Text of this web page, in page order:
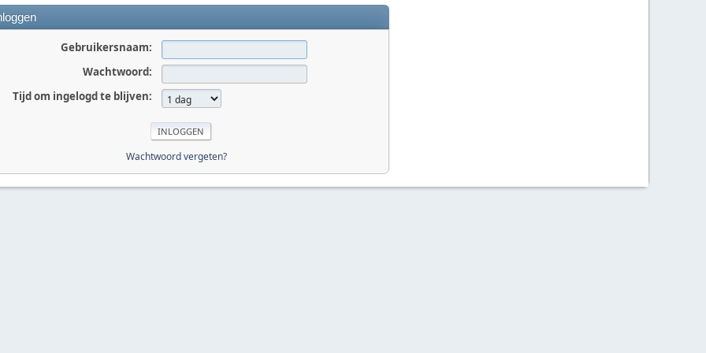
Gebruikersnaam:
Wachtwoord:
Tijd om ingelogd te blijven:
Wachtwoord vergeten?